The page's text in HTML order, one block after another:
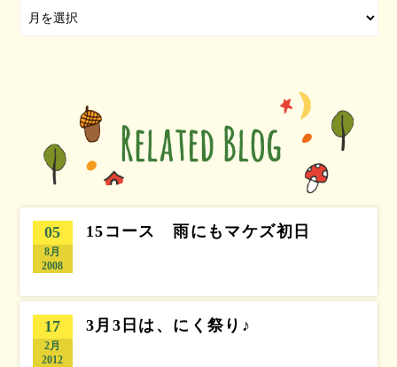
05
8月
2008
15コース 雨にもマケズ初日
17
2月
2012
3月3日は、にく祭り♪